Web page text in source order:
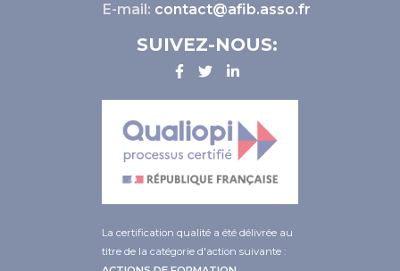
E-mail: contact@afib.asso.fr
SUIVEZ-NOUS:
La certification qualité a été délivrée au
titre de la catégorie d'action suivante :